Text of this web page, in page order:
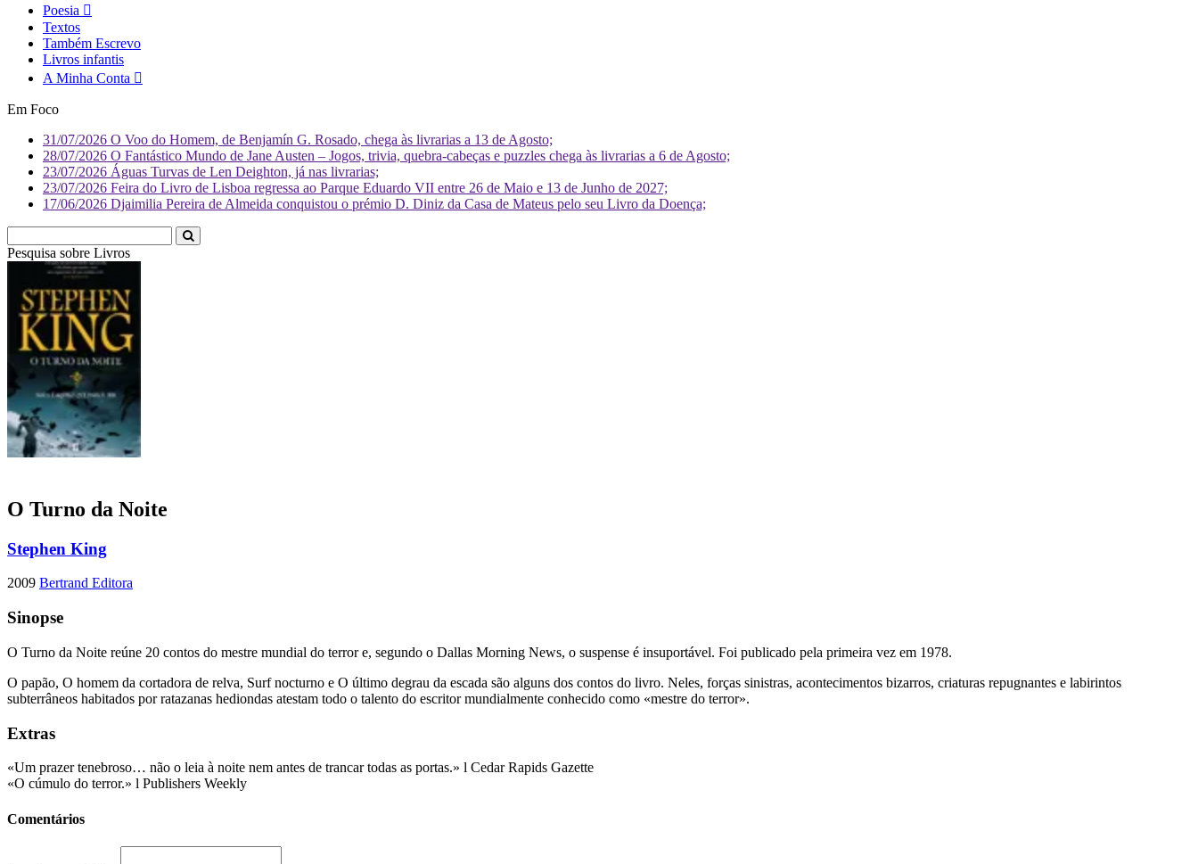
Poesia
Textos
Também Escrevo
Livros infantis
A Minha Conta
Em Foco
31/07/2026 O Voo do Homem, de Benjamín G. Rosado, chega às livrarias a 13 de Agosto;
28/07/2026 O Fantástico Mundo de Jane Austen – Jogos, trivia, quebra-cabeças e puzzles chega às livrarias a 6 de Agosto;
23/07/2026 Águas Turvas de Len Deighton, já nas livrarias;
23/07/2026 Feira do Livro de Lisboa regressa ao Parque Eduardo VII entre 26 de Maio e 13 de Junho de 2027;
17/06/2026 Djaimilia Pereira de Almeida conquistou o prémio D. Diniz da Casa de Mateus pelo seu Livro da Doença;
Pesquisa sobre Livro
O Turno da Noite
Stephen King
2009 Bertrand Editora
Sinopse
O Turno da Noite reúne 20 contos do mestre mundial do terror e, segundo o Dallas Morning News, o suspense é insuportável. Foi publicado pela primeira vez em 1978.
O papão, O homem da cortadora de relva, Surf nocturno e O último degrau da escada são alguns dos contos do livro. Neles, forças sinistras, acontecimentos bizarros, criaturas repugnantes e labirintos
subterrâneos habitados por ratazanas hediondas atestam todo o talento do escritor mundialmente conhecido como «mestre do terror».
Extras
«Um prazer tenebroso… não o leia à noite nem antes de trancar todas as portas.» l Cedar Rapids Gazette
«O cúmulo do terror.» l Publishers Weekly
Comentários